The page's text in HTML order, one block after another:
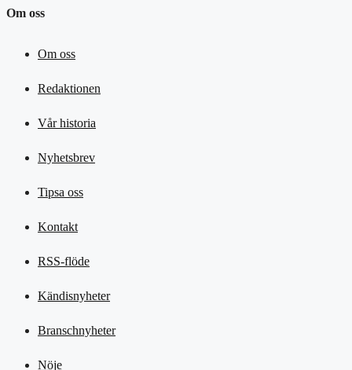
Om oss
Om oss
Redaktionen
Vår historia
Nyhetsbrev
Tipsa oss
Kontakt
RSS-flöde
Kändisnyheter
Branschnyheter
Nöje